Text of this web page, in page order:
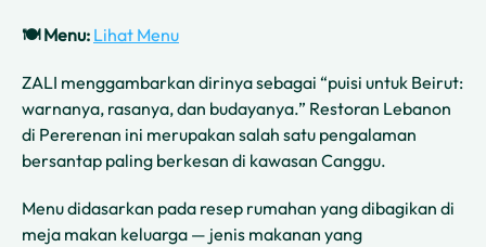
🍽️ Menu: Lihat Menu
ZALI menggambarkan dirinya sebagai “puisi untuk Beirut:
warnanya, rasanya, dan budayanya.” Restoran Lebanon
di Pererenan ini merupakan salah satu pengalaman
bersantap paling berkesan di kawasan Canggu.
Menu didasarkan pada resep rumahan yang dibagikan di
meja makan keluarga — jenis makanan yang